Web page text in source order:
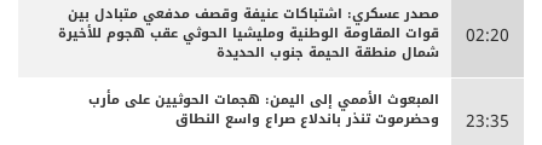
02:20
مصدر عسكري: اشتباكات عنيفة وقصف مدفعي متبادل بين
قوات المقاومة الوطنية ومليشيا الحوثي عقب هجوم للأخيرة
شمال منطقة الحيمة جنوب الحديدة
23:35
المبعوث الأممي إلى اليمن: هجمات الحوثيين على مأرب
وحضرموت تنذر باندلاع صراع واسع النطاق